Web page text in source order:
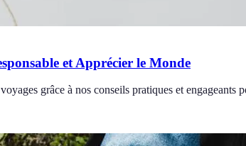
et Apprécier le Monde
grâce à nos conseils pratiques et engageants